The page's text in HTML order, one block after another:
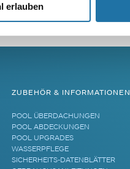
erlauben
ZUBEHÖR & INFORMATIONEN
POOL ÜBERDACHUNGEN
POOL ABDECKUNGEN
POOL UPGRADES
WASSERPFLEGE
SICHERHEITS-DATENBLÄTTER